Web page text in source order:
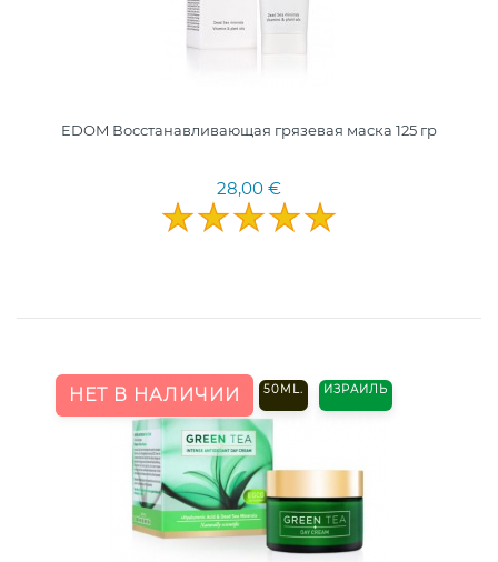
EDOM Восстанавливающая грязевая маска 125 гр
28,00 €
НЕТ В НАЛИЧИИ 50ML. ИЗРАИЛЬ